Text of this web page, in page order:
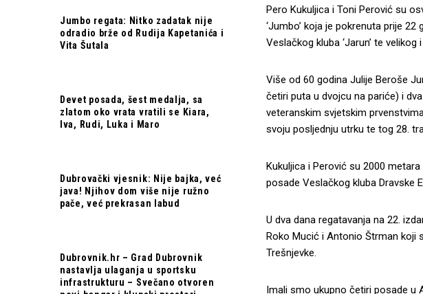
Pero Kukuljica i Toni Perović su
‘Jumbo’ koja je pokrenuta prije
Veslačkog kluba ‘Jarun’ te
Više od 60 godina Julije Beroše
četiri puta u dvojcu na pariće) i
veteranskim svjetskim
svoju posljednju utrku te tog 28.
Kukuljica i Perović su 2000
posade Veslačkog kluba Dravske
U dva dana regatavanja na 22.
Roko Mucić i Antonio Štrman koji
Trešnjevke.
Imali smo ukupno četiri posade u
Jumbo regata: Nitko zadatak nije
odradio brže od Rudija Kapetanića i
Vita Šutala
Devet posada, šest medalja, sa
zlatom oko vrata vratili se Kiara,
Iva, Rudi, Luka i Maro
Dubrovački vjesnik: Nije bajka, već
java! Njihov dom više nije ružno
pače, već prekrasan labud
Dubrovnik.hr – Grad Dubrovnik
nastavlja ulaganja u sportsku
infrastrukturu – Svečano otvoren